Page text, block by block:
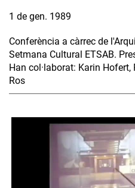
1 de gen. 1989
Conferència a càrrec de
Setmana Cultural ETSAB.
Han col·laborat: Karin
Ros